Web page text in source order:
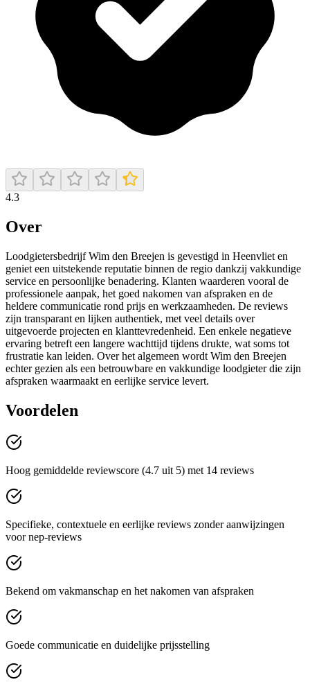
4.3
Over
Loodgietersbedrijf Wim den Breejen is gevestigd in Heenvliet en
geniet een uitstekende reputatie binnen de regio dankzij vakkundige
service en persoonlijke benadering. Klanten waarderen vooral de
professionele aanpak, het goed nakomen van afspraken en de
heldere communicatie rond prijs en werkzaamheden. De reviews
zijn transparant en lijken authentiek, met veel details over
uitgevoerde projecten en klanttevredenheid. Een enkele negatieve
ervaring betreft een langere wachttijd tijdens drukte, wat soms tot
frustratie kan leiden. Over het algemeen wordt Wim den Breejen
echter gezien als een betrouwbare en vakkundige loodgieter die zijn
afspraken waarmaakt en eerlijke service levert.
Voordelen
Hoog gemiddelde reviewscore (4.7 uit 5) met 14 reviews
Specifieke, contextuele en eerlijke reviews zonder aanwijzingen
voor nep-reviews
Bekend om vakmanschap en het nakomen van afspraken
Goede communicatie en duidelijke prijsstelling